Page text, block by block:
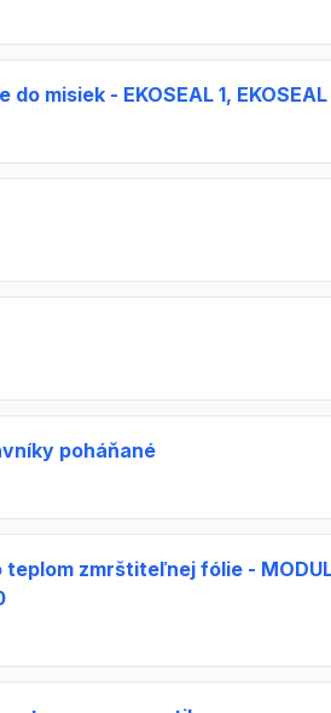
misiek - EKOSEAL 1,
poháňané
zmrštiteľnej fólie -